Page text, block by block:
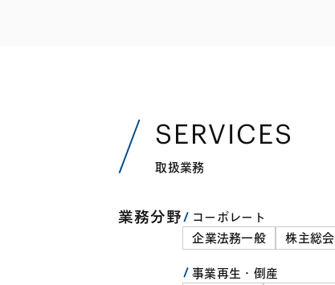
SERVICES
取扱業務
業務分野
コーポレート
企業法務一般
株主総会
事業再生・倒産